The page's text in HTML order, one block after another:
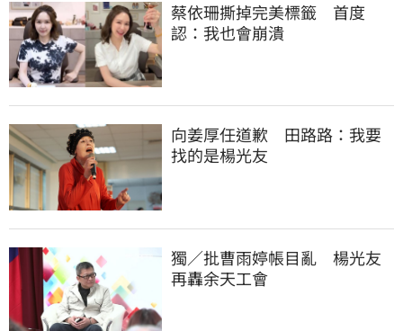
蔡依珊撕掉完美標籤　首度
認：我也會崩潰
向姜厚任道歉　田路路：我要
找的是楊光友
獨／批曹雨婷帳目亂　楊光友
再轟余天工會